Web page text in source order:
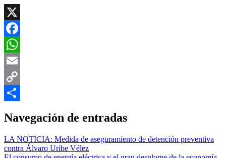
X
Facebook
WhatsApp
Email
Copy
Navegación de entradas
LA NOTICIA: Medida de aseguramiento de detención preventiva
contra Álvaro Uribe Vélez